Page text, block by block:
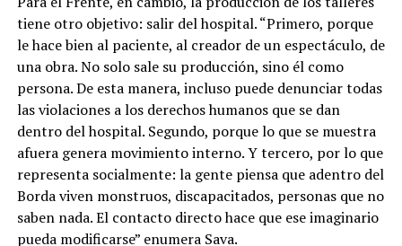
tiene otro objetivo: salir del hospital. “Primero, porque
le hace bien al paciente, al creador de un espectáculo, de
una obra. No solo sale su producción, sino él como
persona. De esta manera, incluso puede denunciar todas
las violaciones a los derechos humanos que se dan
dentro del hospital. Segundo, porque lo que se muestra
afuera genera movimiento interno. Y tercero, por lo que
representa socialmente: la gente piensa que adentro del
Borda viven monstruos, discapacitados, personas que no
saben nada. El contacto directo hace que ese imaginario
pueda modificarse” enumera Sava.